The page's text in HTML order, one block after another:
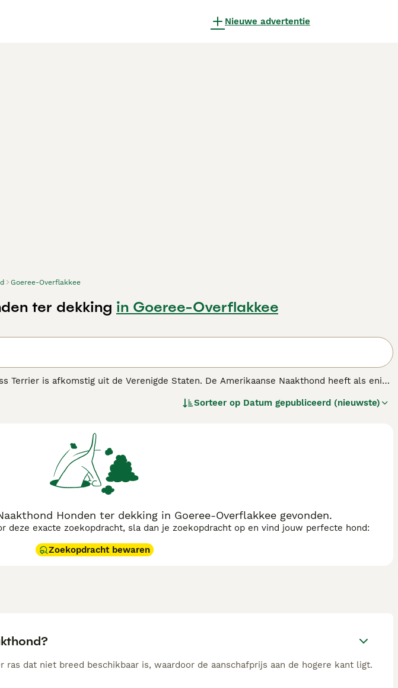
Nieuwe advertentie
Goeree-Overflakkee
ter dekking in Goeree-Overflakkee
Terrier is afkomstig uit de Verenigde Staten. De Amerikaanse Naakthond heeft als enige
Sorteer op Datum gepubliceerd (nieuwste)
Honden ter dekking in Goeree-Overflakkee gevonden.
exacte zoekopdracht, sla dan je zoekopdracht op en vind jouw perfecte hond:
Zoekopdracht bewaren
ras dat niet breed beschikbaar is, waardoor de aanschafprijs aan de hogere kant ligt.